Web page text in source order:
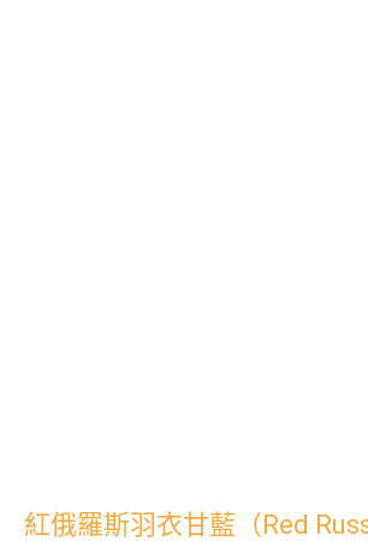
紅俄羅斯羽衣甘藍（Red